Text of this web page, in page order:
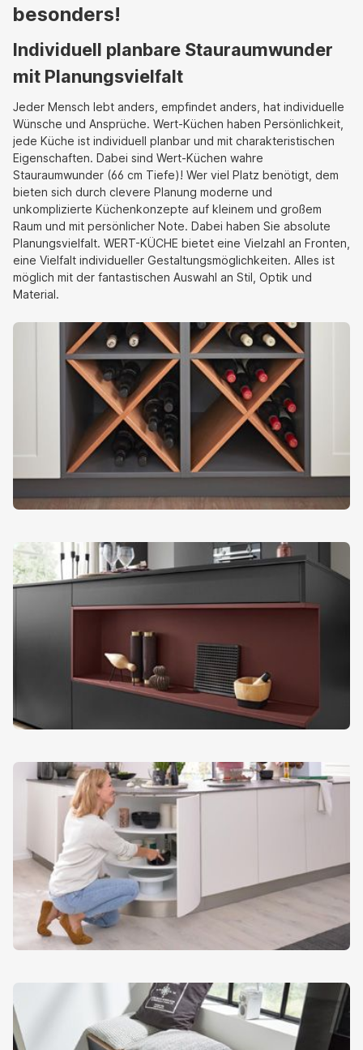
besonders!
Individuell planbare Stauraumwunder
mit Planungsvielfalt
Jeder Mensch lebt anders, empfindet anders, hat individuelle
Wünsche und Ansprüche. Wert-Küchen haben Persönlichkeit,
jede Küche ist individuell planbar und mit charakteristischen
Eigenschaften. Dabei sind Wert-Küchen wahre
Stauraumwunder (66 cm Tiefe)! Wer viel Platz benötigt, dem
bieten sich durch clevere Planung moderne und
unkomplizierte Küchenkonzepte auf kleinem und großem
Raum und mit persönlicher Note. Dabei haben Sie absolute
Planungsvielfalt. WERT-KÜCHE bietet eine Vielzahl an Fronten,
eine Vielfalt individueller Gestaltungsmöglichkeiten. Alles ist
möglich mit der fantastischen Auswahl an Stil, Optik und
Material.